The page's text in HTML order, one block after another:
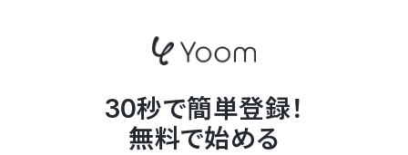
30秒で簡単登録！
無料で始める